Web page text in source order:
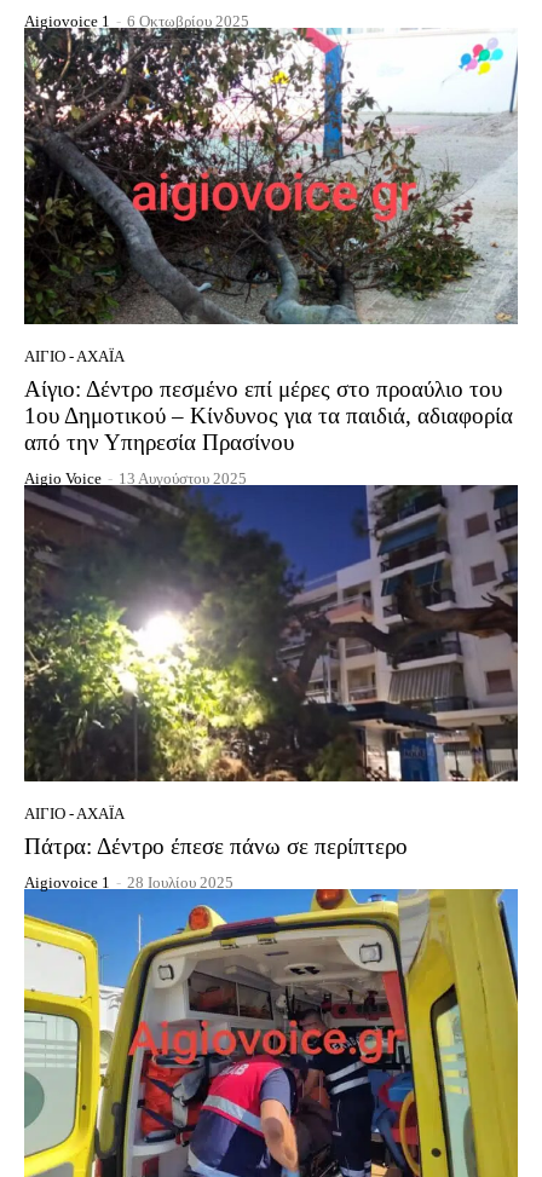
Aigiovoice 1 - 6 Οκτωβρίου 2025
ΑΊΓΙΟ - ΑΧΑΪ́Α
Αίγιο: Δέντρο πεσμένο επί μέρες στο προαύλιο του
1ου Δημοτικού – Κίνδυνος για τα παιδιά, αδιαφορία
από την Υπηρεσία Πρασίνου
Aigio Voice - 13 Αυγούστου 2025
ΑΊΓΙΟ - ΑΧΑΪ́Α
Πάτρα: Δέντρο έπεσε πάνω σε περίπτερο
Aigiovoice 1 - 28 Ιουλίου 2025